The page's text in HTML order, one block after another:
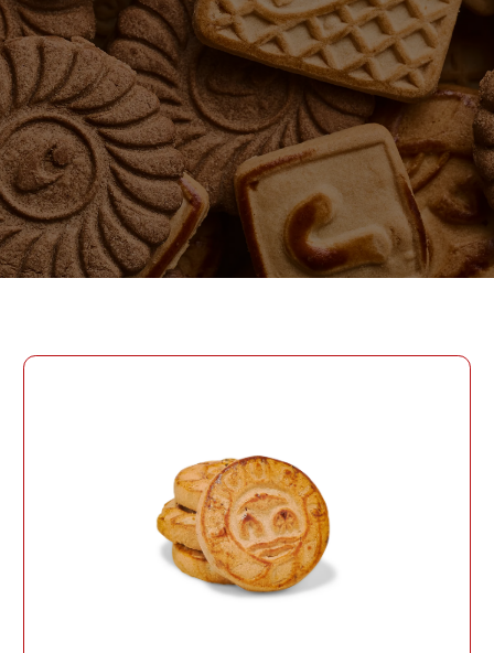
PHONE
ДАТА РОЖДЕНИЯ
ПАРОЛЬ
Забыли пароль?
ВОЙТИ
ОТПРАВИТЬ
СОЗДАТЬ УЧЕТНУЮ ЗАПИСЬ
ВОЙТИ
PHONE
СОЗДАТЬ УЧЕТНУЮ
ЗАПИСЬ